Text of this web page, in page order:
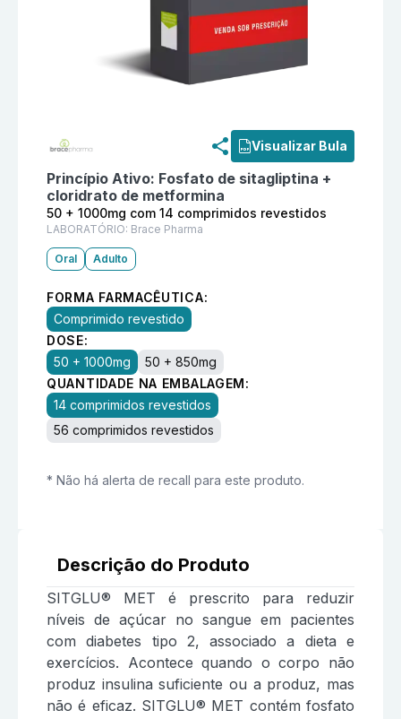
Visualizar Bula
Princípio Ativo: Fosfato de sitagliptina +
cloridrato de metformina
50 + 1000mg com 14 comprimidos revestidos
LABORATÓRIO: Brace Pharma
Oral Adulto
FORMA FARMACÊUTICA:
Comprimido revestido
DOSE:
50 + 1000mg
50 + 850mg
QUANTIDADE NA EMBALAGEM:
14 comprimidos revestidos
56 comprimidos revestidos
* Não há alerta de recall para este produto.
Descrição do Produto
SITGLU® MET é prescrito para reduzir
níveis de açúcar no sangue em pacientes
com diabetes tipo 2, associado a dieta e
exercícios. Acontece quando o corpo não
produz insulina suficiente ou a produz, mas
não é eficaz. SITGLU® MET contém fosfato